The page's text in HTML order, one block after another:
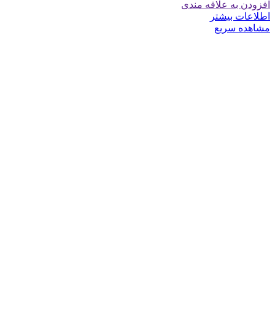
افزودن به علاقه مندی
اطلاعات بیشتر
مشاهده سریع